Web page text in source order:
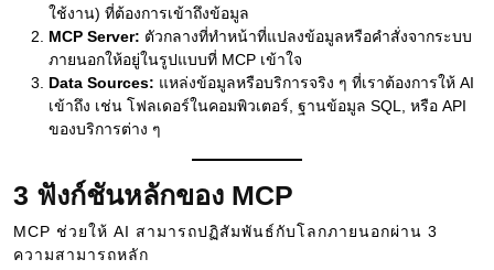
ใช้งาน) ที่ต้องการเข้าถึงข้อมูล
MCP Server: ตัวกลางที่ทำหน้าที่แปลงข้อมูลหรือคำสั่งจากระบบ
ภายนอกให้อยู่ในรูปแบบที่ MCP เข้าใจ
Data Sources: แหล่งข้อมูลหรือบริการจริง ๆ ที่เราต้องการให้ AI
เข้าถึง เช่น โฟลเดอร์ในคอมพิวเตอร์, ฐานข้อมูล SQL, หรือ API
ของบริการต่าง ๆ
3 ฟังก์ชันหลักของ MCP
MCP ช่วยให้ AI สามารถปฏิสัมพันธ์กับโลกภายนอกผ่าน 3
ความสามารถหลัก